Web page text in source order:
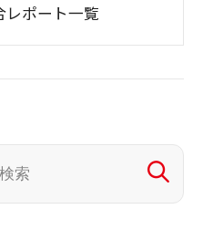
レポート一覧